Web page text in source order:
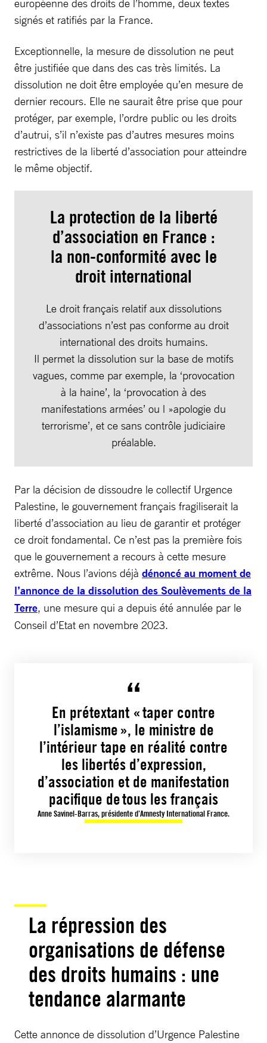
européenne des droits de l’homme, deux textes
signés et ratifiés par la France.
Exceptionnelle, la mesure de dissolution ne peut
être justifiée que dans des cas très limités. La
dissolution ne doit être employée qu’en mesure de
dernier recours. Elle ne saurait être prise que pour
protéger, par exemple, l’ordre public ou les droits
d’autrui, s’il n’existe pas d’autres mesures moins
restrictives de la liberté d’association pour atteindre
le même objectif.
La protection de la liberté
d’association en France :
la non-conformité avec le
droit international
Le droit français relatif aux dissolutions
d’associations n’est pas conforme au droit
international des droits humains.
Il permet la dissolution sur la base de motifs
vagues, comme par exemple, la ‘provocation
à la haine’, la ‘provocation à des
manifestations armées’ ou l »apologie du
terrorisme’, et ce sans contrôle judiciaire
préalable.
Par la décision de dissoudre le collectif Urgence
Palestine, le gouvernement français fragiliserait la
liberté d’association au lieu de garantir et protéger
ce droit fondamental. Ce n’est pas la première fois
que le gouvernement a recours à cette mesure
extrême. Nous l’avions déjà dénoncé au moment de
l’annonce de la dissolution des Soulèvements de la
Terre, une mesure qui a depuis été annulée par le
Conseil d’Etat en novembre 2023.
En prétextant « taper contre
l’islamisme », le ministre de
l’intérieur tape en réalité contre
les libertés d’expression,
d’association et de manifestation
pacifique de tous les français
Anne Savinel-Barras, présidente d’Amnesty International France.
La répression des
organisations de défense
des droits humains : une
tendance alarmante
Cette annonce de dissolution d’Urgence Palestine